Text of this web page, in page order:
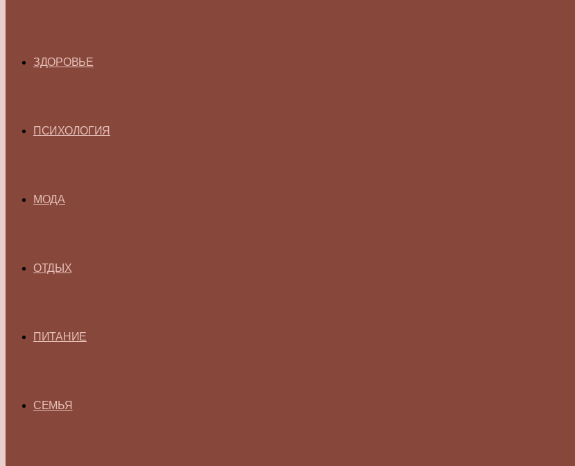
ЗДОРОВЬЕ
ПСИХОЛОГИЯ
МОДА
ОТДЫХ
ПИТАНИЕ
СЕМЬЯ